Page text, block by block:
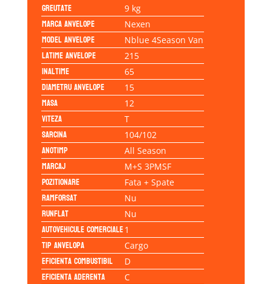
Greutate 9 kg
Marca anvelope Nexen
Model anvelope Nblue 4Season Van
Latime anvelope 215
Inaltime 65
Diametru anvelope 15
Masa 12
Viteza T
Sarcina 104/102
Anotimp All Season
Marcaj M+S 3PMSF
Pozitionare Fata + Spate
Ramforsat Nu
Runflat Nu
Autovehicule comerciale1
Tip anvelopa Cargo
Eficienta Combustibil D
Eficienta Aderenta C